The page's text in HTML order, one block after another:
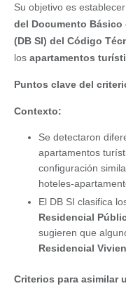
Su objetivo es
del Documento
(DB SI) del Código
los apartamentos
Puntos clave del
Contexto:
Se detectaron
apartamentos
configuración
hoteles-
El DB SI clasifica
Residencial
sugieren que
Residencial
Criterios para asimilar